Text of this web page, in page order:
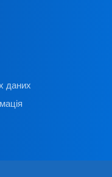
даних